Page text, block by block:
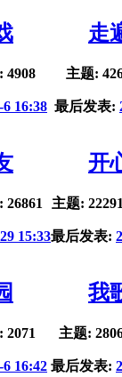
4908
6 16:38
走
主题:
最后发表:
26861
15:33
开
主题:
最后发表:
2071
6 16:42
我
主题:
最后发表: